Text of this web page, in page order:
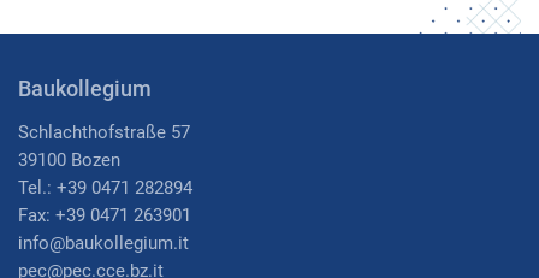
Baukollegium
Schlachthofstraße 57
39100 Bozen
Tel.: +39 0471 282894
Fax: +39 0471 263901
info@baukollegium.it
pec@pec.cce.bz.it